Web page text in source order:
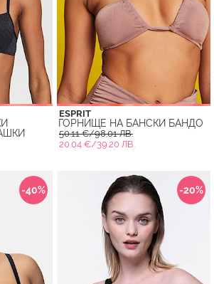
ESPRIT
ГОРНИЩЕ НА БАНСКИ БАНДО
50.11 €/98.01 ЛВ.
20.04 €/39.20 ЛВ.
-40% -20%